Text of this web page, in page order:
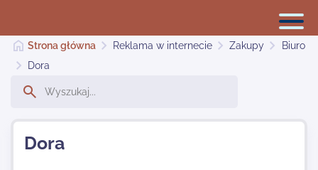
Strona główna Reklama w internecie Zakupy
Biuro
Dora
Dora